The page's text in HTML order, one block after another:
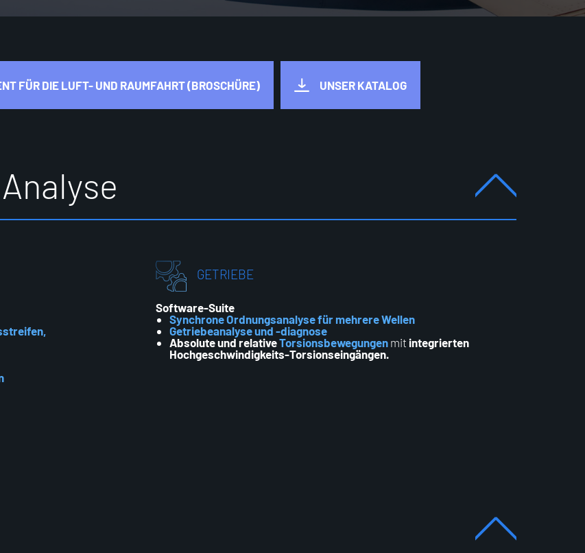
FÜR DIE LUFT- UND RAUMFAHRT (BROSCHÜRE) UNSER KATALOG
Analyse
GETRIEBE
Software-Suite
Synchrone Ordnungsanalyse für mehrere Wellen
Getriebeanalyse und -diagnose
Absolute und relativeTorsionsbewegungen mit integrierten
Hochgeschwindigkeits-Torsionseingängen.